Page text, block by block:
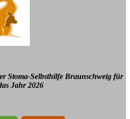
Stoma-Selbsthilfe Braunschweig für
Jahr 2026